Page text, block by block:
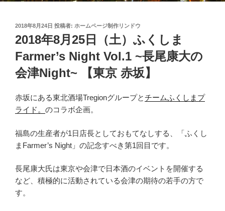
投
稿
日:
2018年8月24日 投稿者: ホームページ制作リンドウ
2018年8月25日（土）ふくしま
Farmer’s Night Vol.1 ~長尾康大の
会津Night~ 【東京 赤坂】
赤坂にある東北酒場Tregionグループとチームふくしまプ
ライド。 のコラボ企画。
福島の生産者が1日店長としておもてなしする、「ふくし
まFarmer’s Night」の記念すべき第1回目です。
長尾康大氏は東京や会津で日本酒のイベントを開催する
など、積極的に活動されている会津の期待の若手の方で
す。